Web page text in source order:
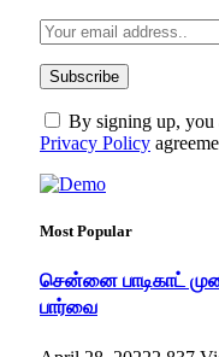
By signing up, you
Privacy Policy
Most Popular
சென்னை பாடிகாட்
பார்வை